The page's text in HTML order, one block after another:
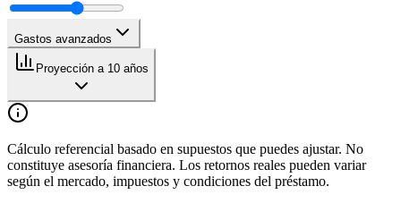
Gastos avanzados
Proyección a 10 años
Cálculo referencial basado en supuestos que puedes ajustar. No
constituye asesoría financiera. Los retornos reales pueden variar
según el mercado, impuestos y condiciones del préstamo.